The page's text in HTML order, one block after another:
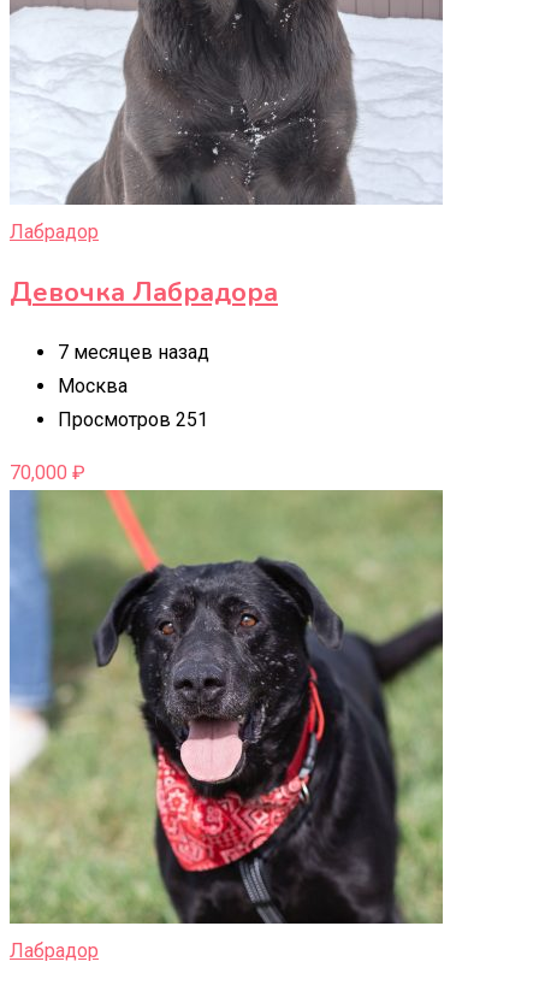
Лабрадор
Девочка Лабрадора
7 месяцев назад
Москва
Просмотров 251
70,000 ₽
Лабрадор